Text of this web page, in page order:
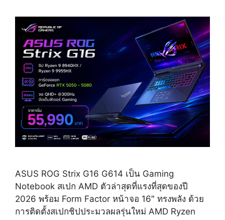
ASUS ROG Strix G16 G614 เป็น Gaming
Notebook สเปก AMD ตัวล่าสุดที่แรงที่สุดของปี
2026 พร้อม Form Factor หน้าจอ 16″ ทรงพลัง ด้วย
การติดตั้งสเปกชิปประมวลผลรุ่นใหม่ AMD Ryzen